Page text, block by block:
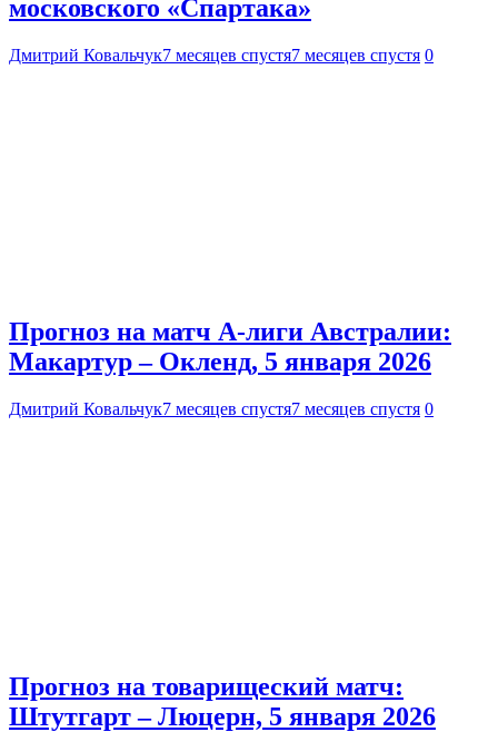
московского «Спартака»
Дмитрий Ковальчук7 месяцев спустя7 месяцев спустя 0
Прогноз на матч А-лиги Австралии:
Макартур – Окленд, 5 января 2026
Дмитрий Ковальчук7 месяцев спустя7 месяцев спустя 0
Прогноз на товарищеский матч:
Штутгарт – Люцерн, 5 января 2026